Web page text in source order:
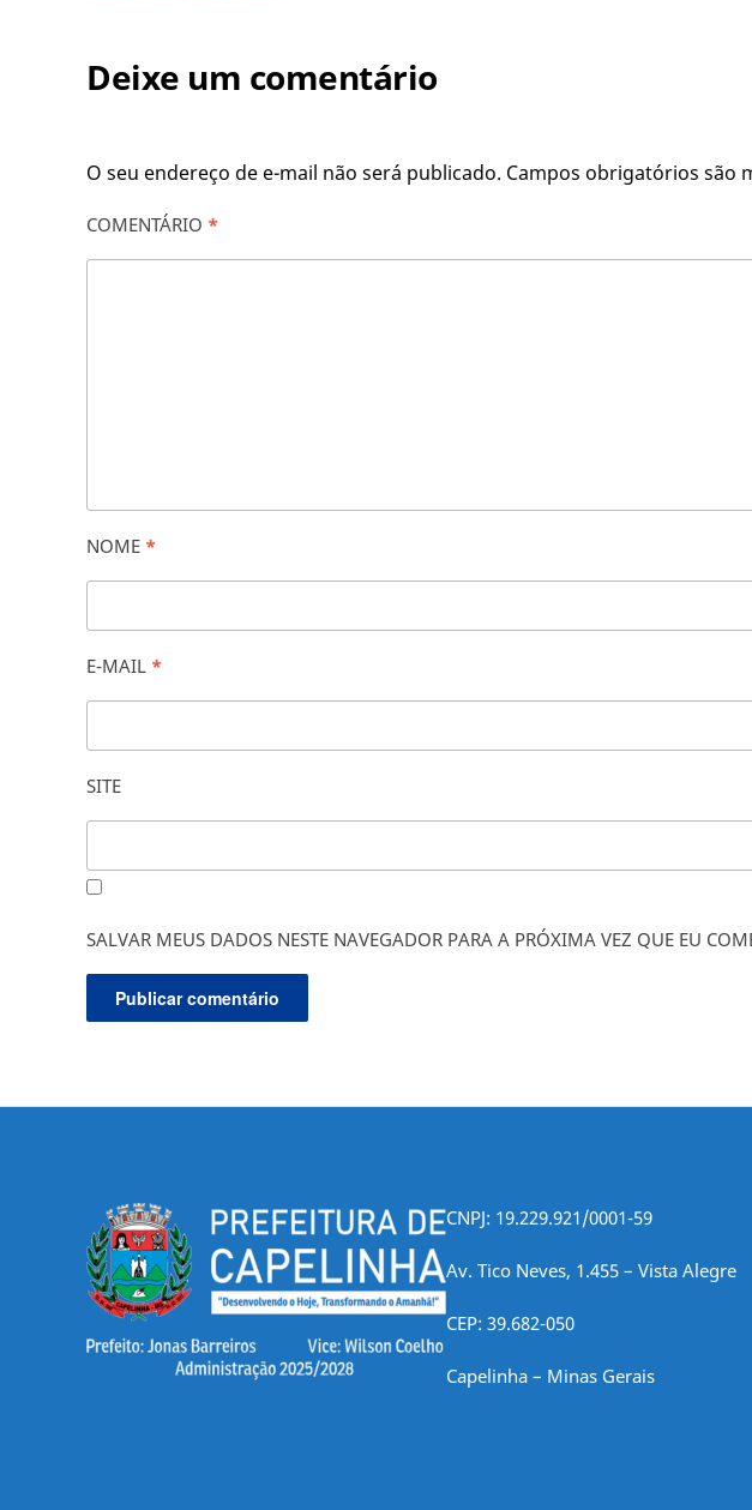
Deixe um comentário
O seu endereço de e-mail não será publicado. Campos obrigatórios são
COMENTÁRIO *
NOME *
E-MAIL *
SITE
SALVAR MEUS DADOS NESTE NAVEGADOR PARA A PRÓXIMA VEZ QUE EU
CNPJ: 19.229.921/0001-59
Av. Tico Neves, 1.455 – Vista Alegre
CEP: 39.682-050
Capelinha – Minas Gerais